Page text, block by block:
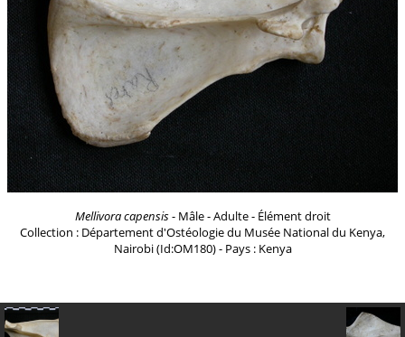
Mellivora capensis- Mâle - Adulte - Élément droit
Collection : Département d'Ostéologie du Musée National du Kenya,
Nairobi (Id:OM180) - Pays : Kenya